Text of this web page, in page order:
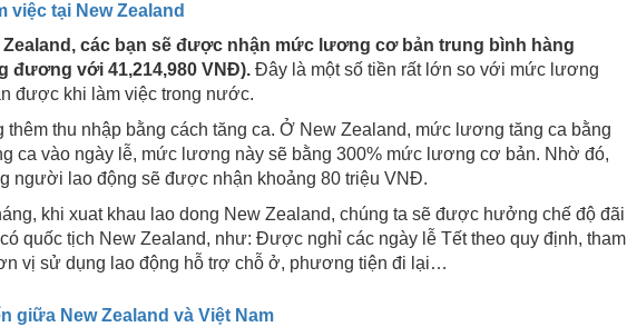
tại New Zealand
Zealand, các bạn sẽ được nhận mức lương cơ bản trung bình hàng
đương với 41,214,980 VNĐ). Đây là một số tiền rất lớn so với mức lương
được khi làm việc trong nước.
thêm thu nhập bằng cách tăng ca. Ở New Zealand, mức lương tăng ca bằng
ca vào ngày lễ, mức lương này sẽ bằng 300% mức lương cơ bản. Nhờ đó,
người lao động sẽ được nhận khoảng 80 triệu VNĐ.
khi xuat khau lao dong New Zealand, chúng ta sẽ được hưởng chế độ đãi
quốc tịch New Zealand, như: Được nghỉ các ngày lễ Tết theo quy định, tham
vị sử dụng lao động hỗ trợ chỗ ở, phương tiện đi lại…
giữa New Zealand và Việt Nam